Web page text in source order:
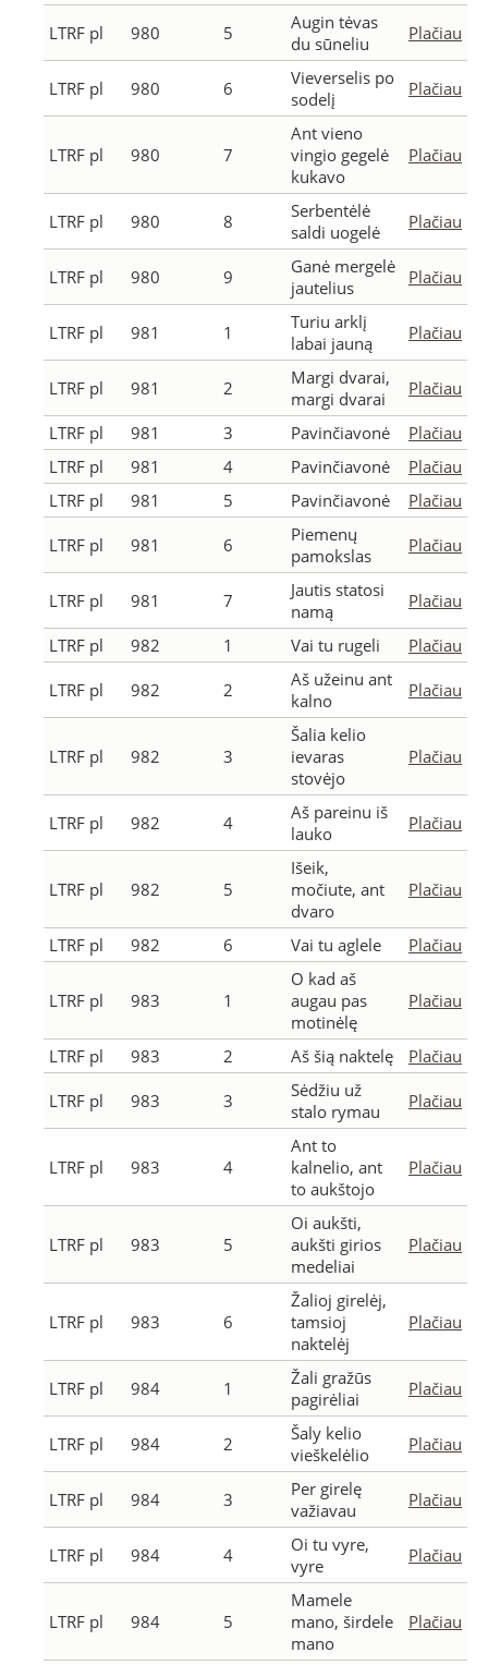
LTRF pl 980 5
Augin tėvas
du sūneliu
Plačiau
LTRF pl 980 6
Vieverselis po
sodelį
Plačiau
LTRF pl 980 7
Ant vieno
vingio gegelė
kukavo
Plačiau
LTRF pl 980 8
Serbentėlė
saldi uogelė
Plačiau
LTRF pl 980 9
Ganė mergelė
jautelius
Plačiau
LTRF pl 981 1
Turiu arklį
labai jauną
Plačiau
LTRF pl 981 2
Margi dvarai,
margi dvarai
Plačiau
LTRF pl 981 3 Pavinčiavonė
Plačiau
LTRF pl
981 4 Pavinčiavonė
Plačiau
LTRF pl
981 5 Pavinčiavonė Plačiau
LTRF pl 981 6
Piemenų
pamokslas
Plačiau
LTRF pl 981 7
Jautis statosi
namą
Plačiau
LTRF pl 982 1 Vai tu rugeli Plačiau
LTRF pl 982 2
Aš užeinu ant
kalno
Plačiau
LTRF pl 982 3
Šalia kelio
ievaras
stovėjo
Plačiau
LTRF pl 982 4
Aš pareinu iš
lauko
Plačiau
LTRF pl 982 5
Išeik,
močiute, ant
dvaro
Plačiau
LTRF pl 982 6 Vai tu aglele Plačiau
LTRF pl 983 1
O kad aš
augau pas
motinėlę
Plačiau
LTRF pl 983 2 Aš šią naktelę Plačiau
LTRF pl 983 3
Sėdžiu už
stalo rymau
Plačiau
LTRF pl 983 4
Ant to
kalnelio, ant
to aukštojo
Plačiau
LTRF pl 983 5
Oi aukšti,
aukšti girios
medeliai
Plačiau
LTRF pl 983 6
Žalioj girelėj,
tamsioj
naktelėj
Plačiau
LTRF pl 984 1
Žali gražūs
pagirėliai
Plačiau
LTRF pl 984 2
Šaly kelio
vieškelėlio
Plačiau
LTRF pl 984 3
Per girelę
važiavau
Plačiau
LTRF pl 984 4
Oi tu vyre,
vyre
Plačiau
LTRF pl 984 5
Mamele
mano, širdele
mano
Plačiau